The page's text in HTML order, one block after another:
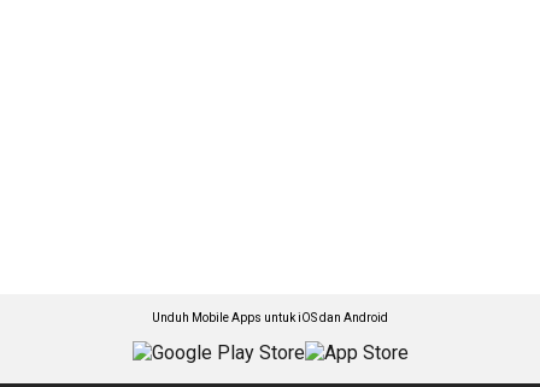
Unduh Mobile Apps untuk iOS dan Android